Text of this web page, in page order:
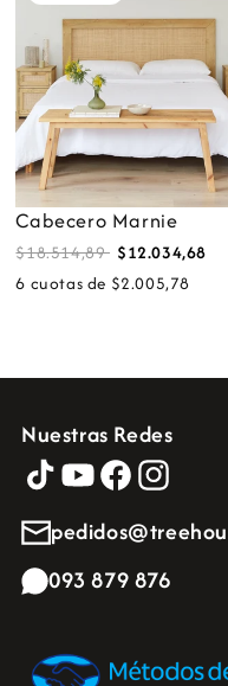
Cabecero Marnie
$18.514,89 $12.034,68
6 cuotas de $2.005,78
Nuestras Redes
093 879 876